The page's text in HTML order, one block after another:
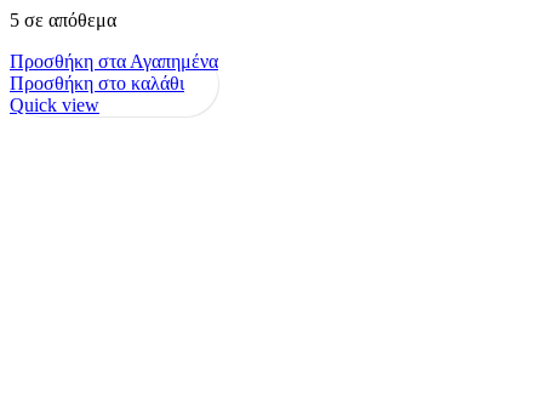
5 σε απόθεμα
Προσθήκη στα Αγαπημένα
Προσθήκη στο καλάθι
Quick view